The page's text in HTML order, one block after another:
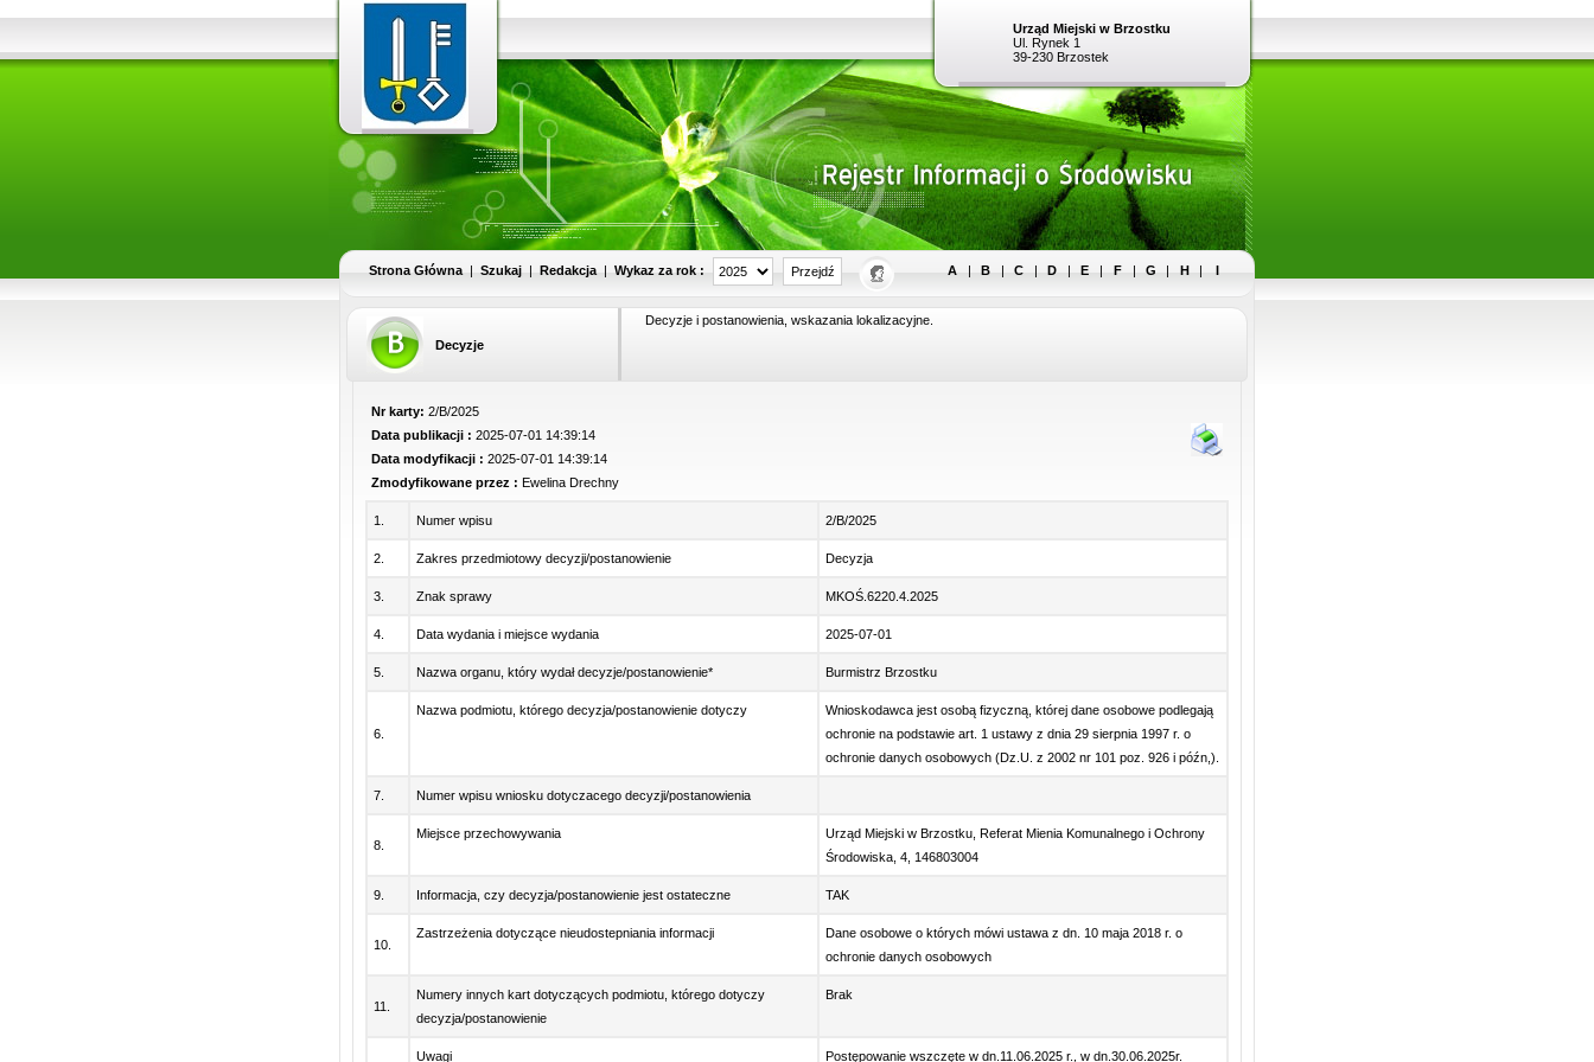
Urząd Miejski w Brzostku
Ul. Rynek 1
39-230 Brzostek
Strona Główna | Szukaj | Redakcja | Wykaz za rok : A | B | C | D | E | F | G | H | I
Decyzje
Decyzje i postanowienia, wskazania lokalizacyjne.
Nr karty: 2/B/2025
Data publikacji : 2025-07-01 14:39:14
Data modyfikacji : 2025-07-01 14:39:14
Zmodyfikowane przez : Ewelina Drechny
1. Numer wpisu 2/B/2025
2. Zakres przedmiotowy decyzji/postanowienie Decyzja
3. Znak sprawy MKOŚ.6220.4.2025
4. Data wydania i miejsce wydania 2025-07-01
5. Nazwa organu, który wydał decyzje/postanowienie* Burmistrz Brzostku
6.
Nazwa podmiotu, którego decyzja/postanowienie dotyczy
Wnioskodawca jest osobą fizyczną, której dane osobowe podlegają
ochronie na podstawie art. 1 ustawy z dnia 29 sierpnia 1997 r. o
ochronie danych osobowych (Dz.U. z 2002 nr 101 poz. 926 i późn,).
7. Numer wpisu wniosku dotyczacego decyzji/postanowienia
8.
Miejsce przechowywania
Urząd Miejski w Brzostku, Referat Mienia Komunalnego i Ochrony
Środowiska, 4, 146803004
9. Informacja, czy decyzja/postanowienie jest ostateczne TAK
10.
Zastrzeżenia dotyczące nieudostepniania informacji
Dane osobowe o których mówi ustawa z dn. 10 maja 2018 r. o
ochronie danych osobowych
11.
Numery innych kart dotyczących podmiotu, którego dotyczy
decyzja/postanowienie
Brak
Uwagi Postępowanie wszczęte w dn.11.06.2025 r., w dn.30.06.2025r.